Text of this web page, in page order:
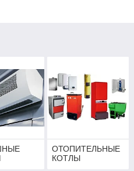
ОТОПИТЕЛЬНЫЕ
КОТЛЫ